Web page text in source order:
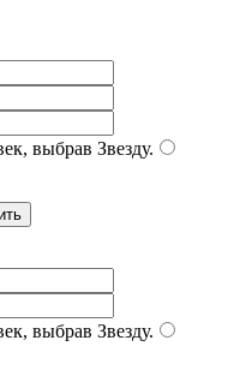
выбрав Звезду.
выбрав Звезду.